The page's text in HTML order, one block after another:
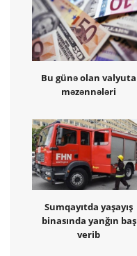
Bu günə olan valyuta
məzənnələri
Sumqayıtda yaşayış
binasında yanğın baş
verib